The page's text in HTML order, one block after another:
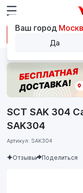
SCT SAK 304
SAK304
Артикул: SAK304
Отзывы Поделиться
Ваш город
Да